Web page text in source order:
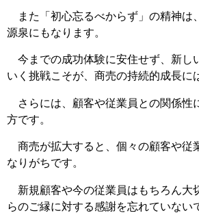
また「初心忘るべからず」の精神は
源泉にもなります。
今までの成功体験に安住せず、新し
いく挑戦こそが、商売の持続的成長に
さらには、顧客や従業員との関係性
方です。
商売が拡大すると、個々の顧客や従
なりがちです。
新規顧客や今の従業員はもちろん大
らのご縁に対する感謝を忘れていない